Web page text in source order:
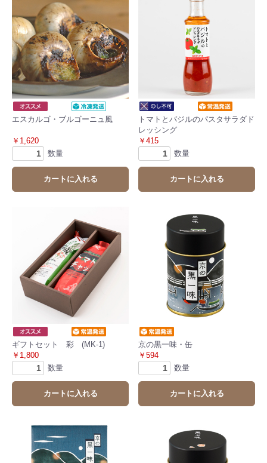
エスカルゴ・ブルゴーニュ風
￥1,620
数量
カートに入れる
トマトとバジルのパスタサラダド
レッシング
￥415
数量
カートに入れる
ギフトセット 彩 (MK-1)
￥1,800
数量
カートに入れる
京の黒一味・缶
￥594
数量
カートに入れる